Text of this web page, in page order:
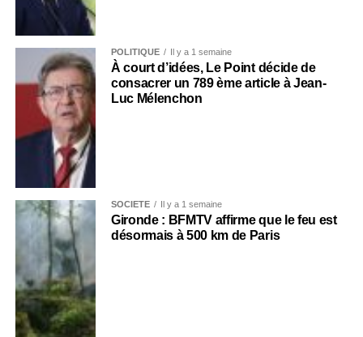
POLITIQUE Il y a 1 semaine
À court d’idées, Le Point décide de
consacrer un 789 ème article à Jean-
Luc Mélenchon
SOCIÉTÉ Il y a 1 semaine
Gironde : BFMTV affirme que le feu est
désormais à 500 km de Paris